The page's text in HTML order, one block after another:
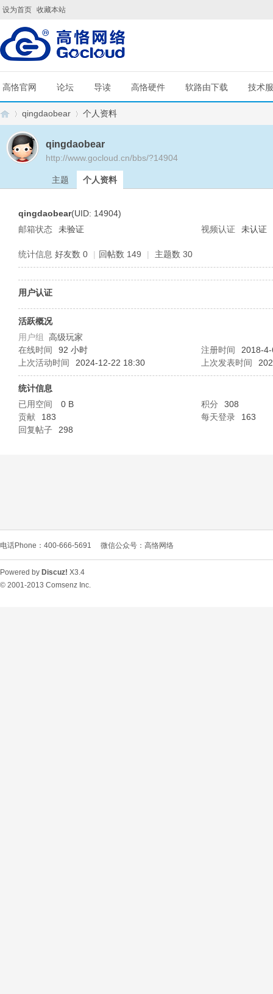
设为首页 收藏本站
高恪官网 论坛 导读 高恪硬件 软路由下载 技术
L
qingdaobear 个人资料
qingdaobear
http://www.gocloud.cn/bbs/?14904
主题 个人资料
qingdaobear(UID: 14904)
邮箱状态
未验证 视频认证 未认证
统计信息 好友数 0 | 回帖数 149 | 主题数 30
用户认证
活跃概况
用户组 高级玩家
在线时间
92 小时 注册时间
2018-
上次活动时间
2024-12-22 18:30 上次发表时间
统计信息
已用空间
0 B 积分
308
贡献
183 每天登录
163
回复帖子
298
电话Phone：400-666-5691 微信公众号：高恪网络
Powered by Discuz! X3.4
© 2001-2013 Comsenz Inc.